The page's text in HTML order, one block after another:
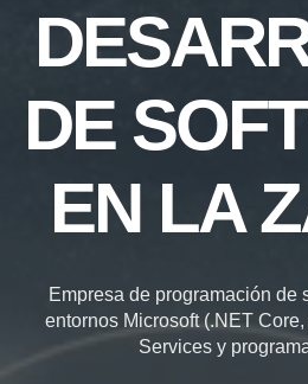
DE
EN LA
Empresa de programación de
entornos Microsoft (.NET
Services y